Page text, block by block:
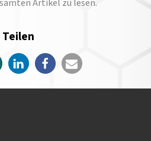
Artikel zu lesen.
Teilen